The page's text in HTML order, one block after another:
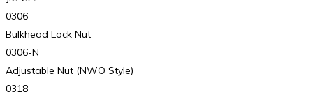
0306
Bulkhead Lock Nut
0306-N
Adjustable Nut (NWO Style)
0318